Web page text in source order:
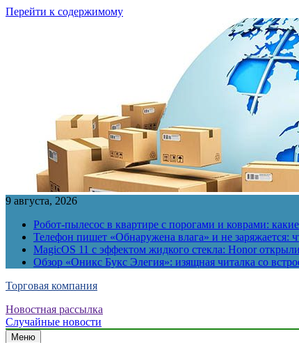
Перейти к содержимому
9 августа, 2026
Робот-пылесос в квартире с порогами и коврами:
Телефон пишет «Обнаружена влага» и не заряжается:
MagicOS 11 с эффектом жидкого стекла: Honor
Обзор «Оникс Букс Элегия»: изящная читалка со
Торговая компания
Новостная рассылка
Случайные новости
Меню